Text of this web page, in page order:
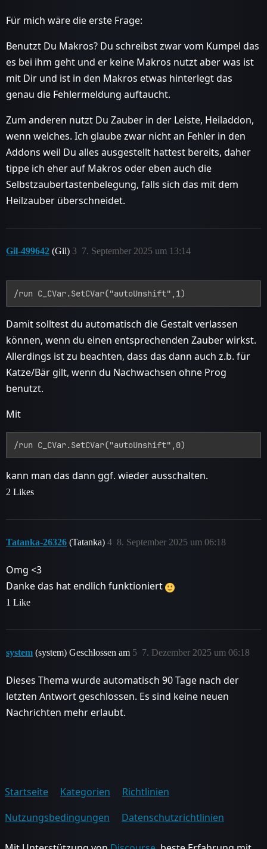
Für mich wäre die erste Frage:
Benutzt Du Makros? Du schreibst zwar vom Kumpel das
es bei ihm geht und er keine Makros nutzt aber was ist
mit Dir und ist in den Makros etwas hinterlegt das
genau die Fehlermeldung auftaucht.
Zum anderen nutzt Du Zauber in der Leiste, Heiladdon,
wenn welches. Ich glaube zwar nicht an Fehler in den
Addons weil Du alles ausgestellt hattest bereits, daher
tippe ich eher auf Makros oder eben auch die
Selbstzaubertastenbelegung, falls sich das mit dem
Heilzauber überschneidet.
Gil-499642 (Gil) 7. September 2025 um 13:14
3
Damit solltest du automatisch die Gestalt verlassen
können, wenn du einen entsprechenden Zauber wirkst.
Allerdings ist zu beachten, dass das dann auch z.b. für
Katze/Bär gilt, wenn du Nachwachsen ohne Prog
benutzt.
Mit
kann man das dann ggf. wieder ausschalten.
2 Likes
Tatanka-26326 (Tatanka) 8. September 2025 um 06:18
4
Omg <3
Danke das hat endlich funktioniert
1 Like
system (system) Geschlossen am 7. Dezember 2025 um 06:18
5
Dieses Thema wurde automatisch 90 Tage nach der
letzten Antwort geschlossen. Es sind keine neuen
Nachrichten mehr erlaubt.
Startseite Kategorien
Richtlinien
Nutzungsbedingungen
Datenschutzrichtlinien